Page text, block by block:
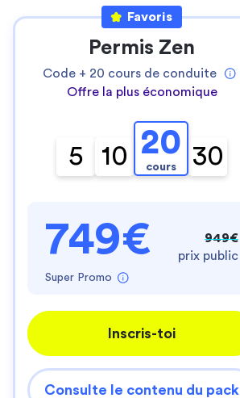
Favoris
Permis Zen
Code + 20 cours de conduite
Offre la plus économique
5 10 20
cours 30
749€
Super Promo
949€
prix public
Inscris-toi
Consulte le contenu du pack